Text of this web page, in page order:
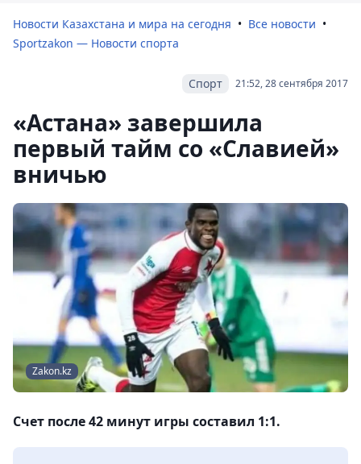
Новости Казахстана и мира на сегодня
Все новости
Sportzakon — Новости спорта
21:52, 28 сентября 2017
Спорт
«Астана» завершила
первый тайм со «Славией»
вничью
Zakon.kz
Счет после 42 минут игры составил 1:1.